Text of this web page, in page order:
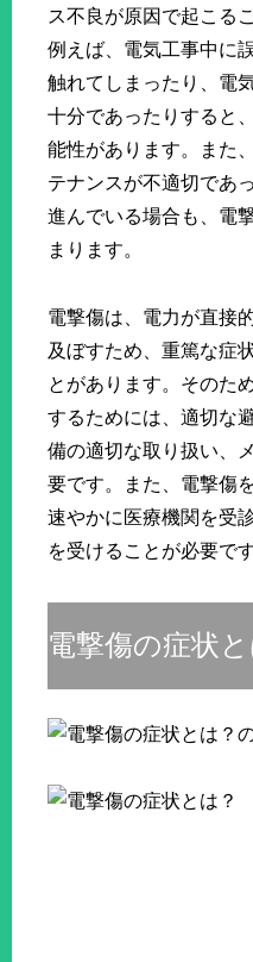
ス不良が原因で起こる
例えば、電気工事中に
触れてしまったり、電
十分であったりすると
能性があります。また
テナンスが不適切であ
進んでいる場合も、電
まります。
電撃傷は、電力が直接
及ぼすため、重篤な症
とがあります。そのた
するためには、適切な
備の適切な取り扱い、
要です。また、電撃傷
速やかに医療機関を受
を受けることが必要です
電撃傷の症状と